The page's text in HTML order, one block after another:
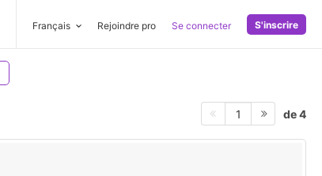
Français Rejoindre pro Se connecter S'inscrire
1 de 4